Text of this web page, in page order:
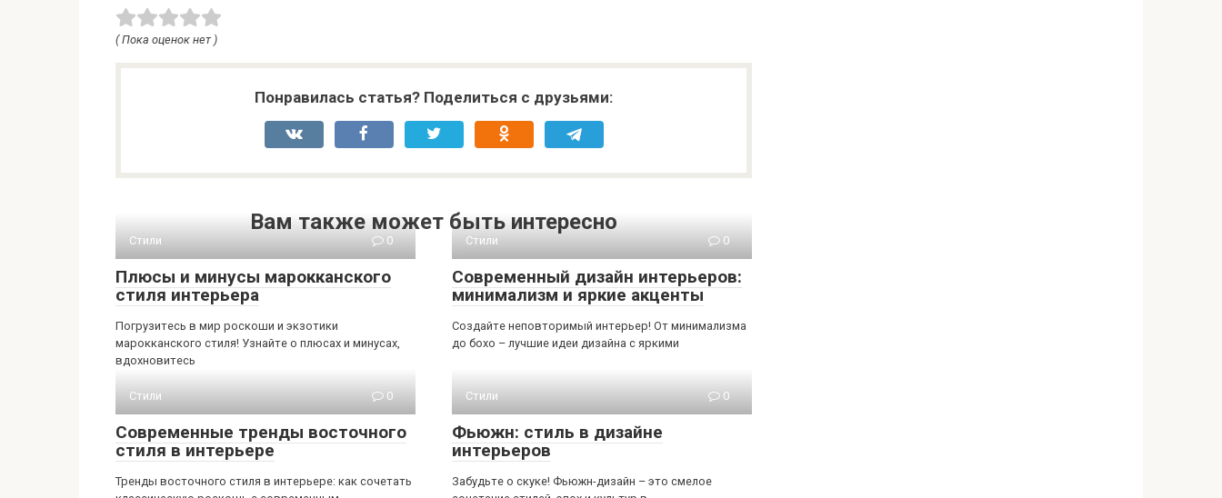
( Пока оценок нет )
Понравилась статья? Поделиться с друзьями:
Вам также может быть интересно
Стили 0
Плюсы и минусы марокканского
стиля интерьера
Погрузитесь в мир роскоши и экзотики
марокканского стиля! Узнайте о плюсах и минусах,
вдохновитесь
Стили 0
Современный дизайн интерьеров:
минимализм и яркие акценты
Создайте неповторимый интерьер! От минимализма
до бохо – лучшие идеи дизайна с яркими
Стили 0
Современные тренды восточного
стиля в интерьере
Тренды восточного стиля в интерьере: как сочетать
Стили 0
Фьюжн: стиль в дизайне
интерьеров
Забудьте о скуке! Фьюжн-дизайн – это смелое